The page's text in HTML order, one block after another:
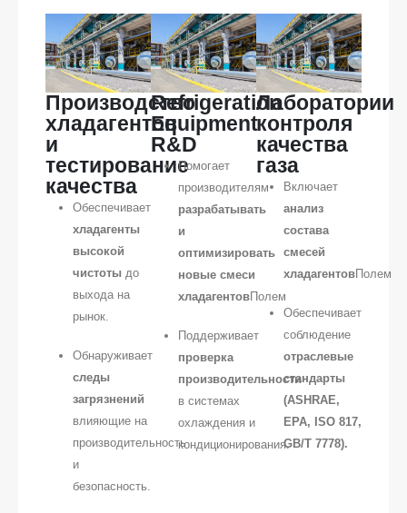
Производство
хладагентов
и
тестирование
качества
Обеспечивает
хладагенты
высокой
чистотыдо
выхода на
рынок.
Обнаруживает
следы
загрязнений
влияющие на
производительность
и
безопасность.
Refrigeration
Equipment
R&D
Помогает
производителям
разрабатывать
и
оптимизировать
новые смеси
хладагентовПолем
Поддерживает
проверка
производительности
в системах
охлаждения и
кондиционирования.
Лаборатории
контроля
качества
газа
Включает
анализ
состава
смесей
хладагентовПолем
Обеспечивает
соблюдение
отраслевые
стандарты
(ASHRAE,
EPA, ISO 817,
GB/T 7778).